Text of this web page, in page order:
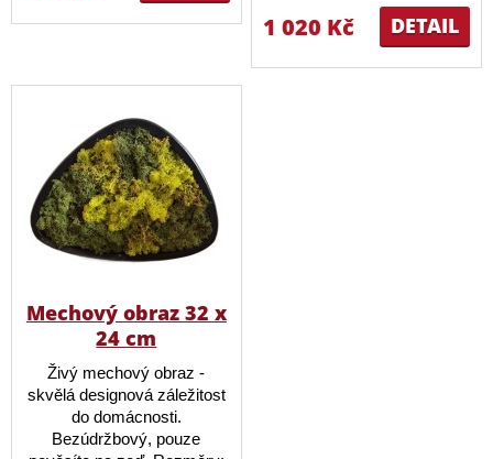
DETAIL
1 020 Kč
Mechový obraz 32 x
24 cm
Živý mechový obraz -
skvělá designová záležitost
do domácnosti.
Bezúdržbový, pouze